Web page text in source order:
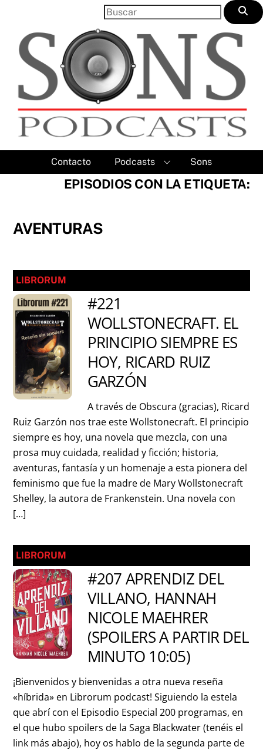
content
Contacto Podcasts Sons
EPISODIOS CON LA ETIQUETA:
AVENTURAS
LIBRORUM
#221
WOLLSTONECRAFT. EL
PRINCIPIO SIEMPRE ES
HOY, RICARD RUIZ
GARZÓN
A través de Obscura (gracias), Ricard
Ruiz Garzón nos trae este Wollstonecraft. El principio
siempre es hoy, una novela que mezcla, con una
prosa muy cuidada, realidad y ficción; historia,
aventuras, fantasía y un homenaje a esta pionera del
feminismo que fue la madre de Mary Wollstonecraft
Shelley, la autora de Frankenstein. Una novela con
[…]
LIBRORUM
#207 APRENDIZ DEL
VILLANO, HANNAH
NICOLE MAEHRER
(SPOILERS A PARTIR DEL
MINUTO 10:05)
¡Bienvenidos y bienvenidas a otra nueva reseña
«híbrida» en Librorum podcast! Siguiendo la estela
que abrí con el Episodio Especial 200 programas, en
el que hubo spoilers de la Saga Blackwater (tenéis el
link más abajo), hoy os hablo de la segunda parte de